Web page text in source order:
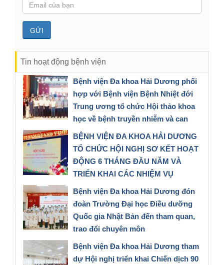
Tin hoạt động bệnh viện
Bệnh viện Đa khoa Hải Dương phối
hợp với Bệnh viện Bệnh Nhiệt đới
Trung ương tổ chức Hội thảo khoa
học về bệnh truyền nhiễm và can
thiệp ngoại khoa
06/08/2026
BỆNH VIỆN ĐA KHOA HẢI DƯƠNG
TỔ CHỨC HỘI NGHỊ SƠ KẾT HOẠT
ĐỘNG 6 THÁNG ĐẦU NĂM VÀ
TRIỂN KHAI CÁC NHIỆM VỤ
TRỌNG TÂM 6 THÁNG CUỐI NĂM
2026
Bệnh viện Đa khoa Hải Dương đón
đoàn Trường Đại học Điều dưỡng
Quốc gia Nhật Bản đến tham quan,
trao đổi chuyên môn
Bệnh viện Đa khoa Hải Dương tham
dự Hội nghị triển khai Chiến dịch 90